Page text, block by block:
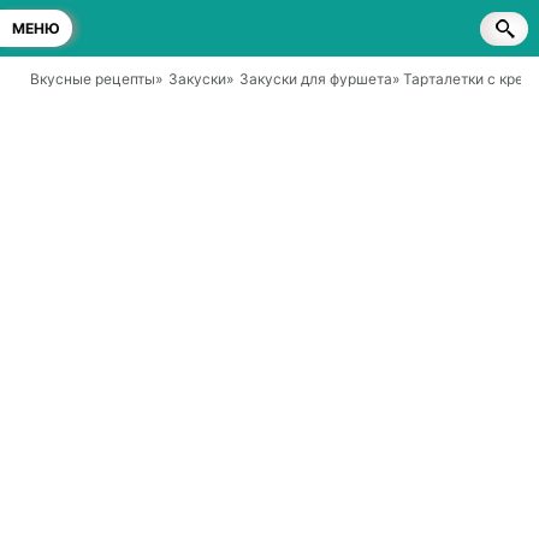
МЕНЮ
Вкусные рецепты» Закуски» Закуски для фуршета» Тарталетки с